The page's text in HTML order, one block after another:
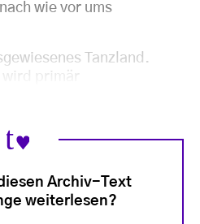
wie vor ums
Tanzland.
primär
Archiv-Text
weiterlesen?